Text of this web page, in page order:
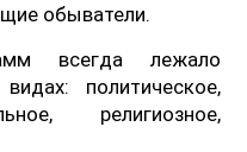
обыватели.
всегда лежало
политическое,
религиозное,